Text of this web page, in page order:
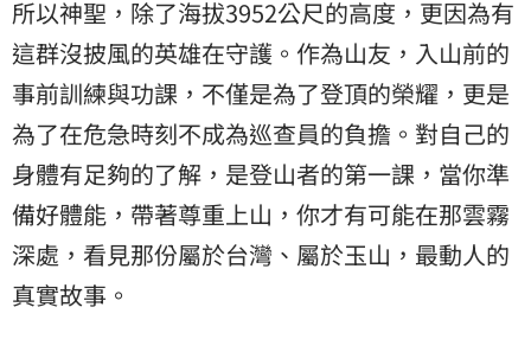
所以神聖，除了海拔3952公尺的高度，更因為有
這群沒披風的英雄在守護。作為山友，入山前的
事前訓練與功課，不僅是為了登頂的榮耀，更是
為了在危急時刻不成為巡查員的負擔。對自己的
身體有足夠的了解，是登山者的第一課，當你準
備好體能，帶著尊重上山，你才有可能在那雲霧
深處，看見那份屬於台灣、屬於玉山，最動人的
真實故事。